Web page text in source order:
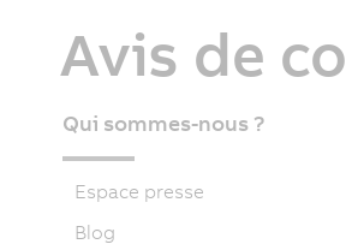
Avis de
Qui sommes-nous ?
Espace presse
Blog